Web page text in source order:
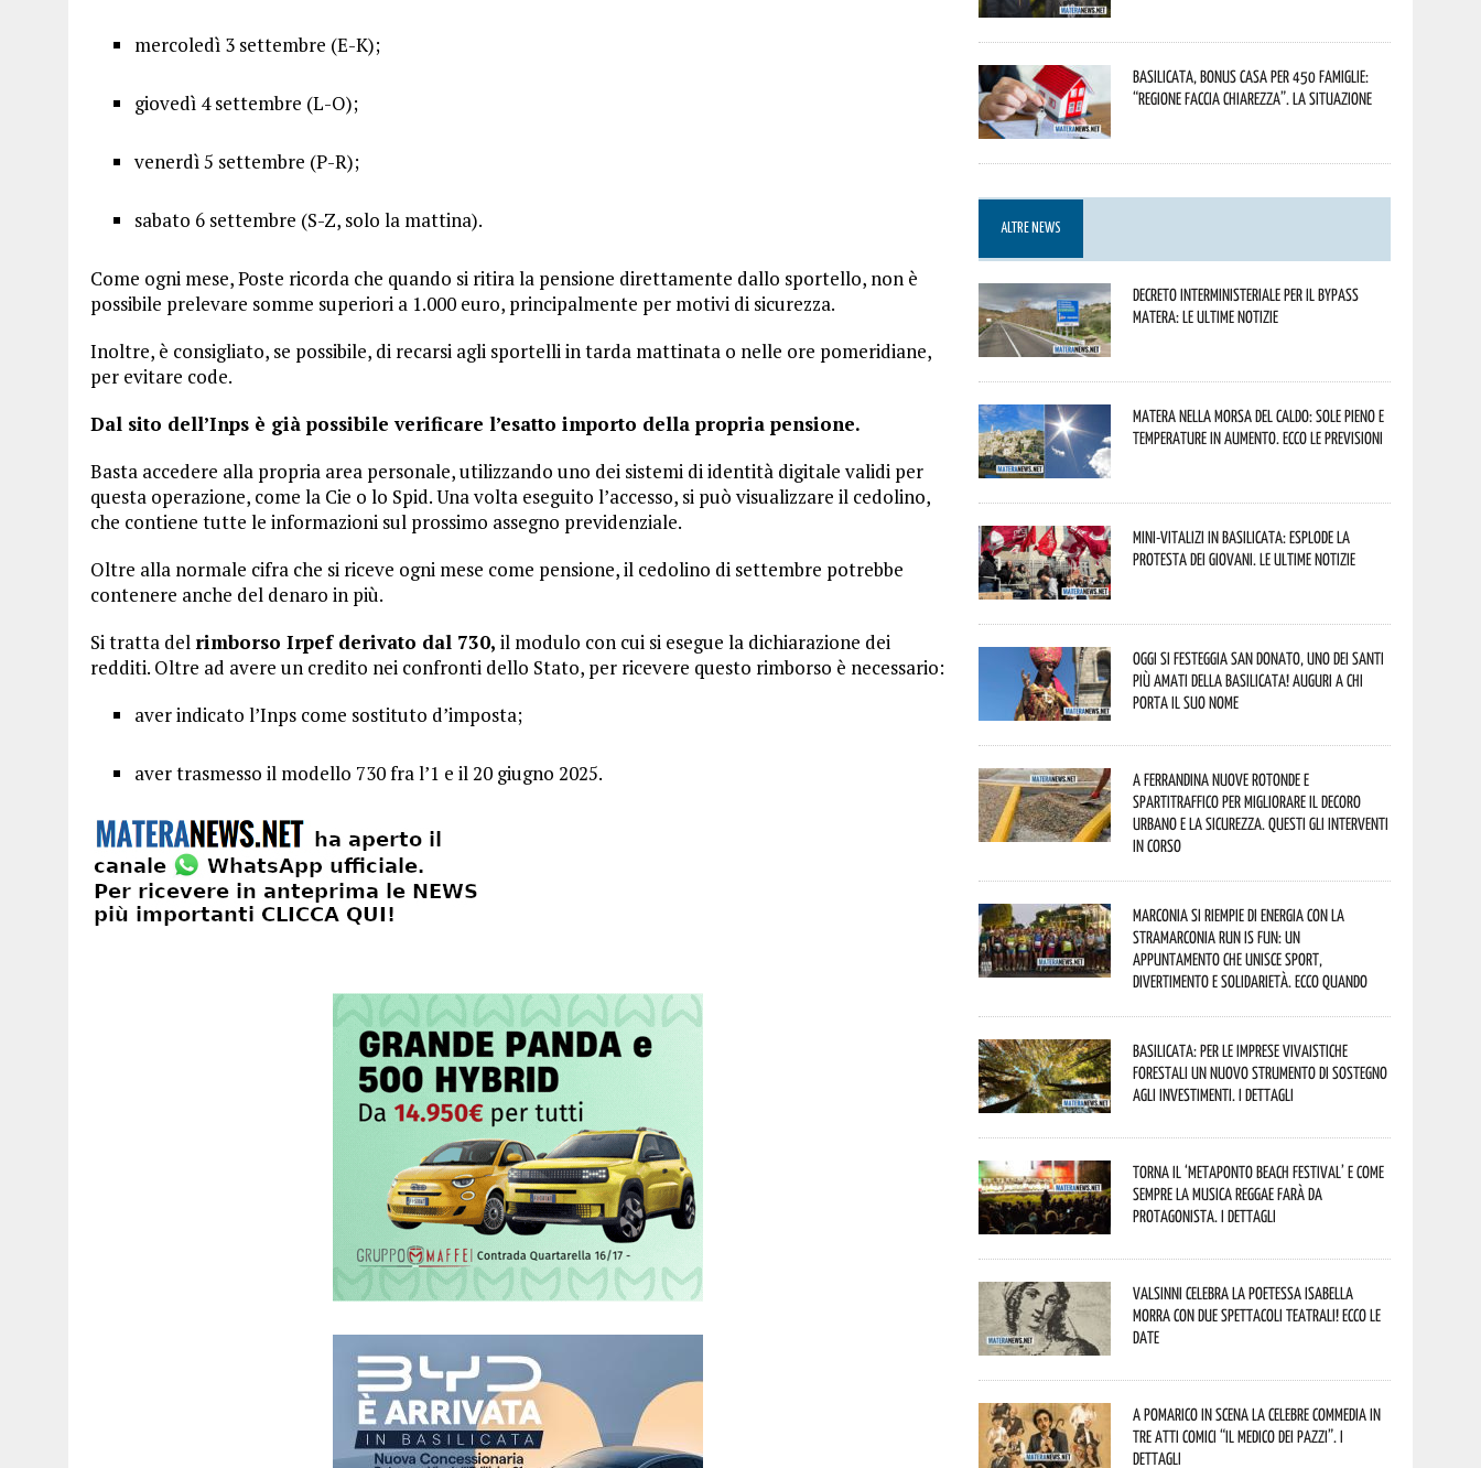
mercoledì 3 settembre (E-K);
giovedì 4 settembre (L-O);
venerdì 5 settembre (P-R);
sabato 6 settembre (S-Z, solo la mattina).
Come ogni mese, Poste ricorda che quando si ritira la pensione direttamente dallo sportello, non è
possibile prelevare somme superiori a 1.000 euro, principalmente per motivi di sicurezza.
Inoltre, è consigliato, se possibile, di recarsi agli sportelli in tarda mattinata o nelle ore pomeridiane,
per evitare code.
Dal sito dell’Inps è già possibile verificare l’esatto importo della propria pensione.
Basta accedere alla propria area personale, utilizzando uno dei sistemi di identità digitale validi per
questa operazione, come la Cie o lo Spid. Una volta eseguito l’accesso, si può visualizzare il cedolino,
che contiene tutte le informazioni sul prossimo assegno previdenziale.
Oltre alla normale cifra che si riceve ogni mese come pensione, il cedolino di settembre potrebbe
contenere anche del denaro in più.
Si tratta del rimborso Irpef derivato dal 730, il modulo con cui si esegue la dichiarazione dei
redditi. Oltre ad avere un credito nei confronti dello Stato, per ricevere questo rimborso è necessario:
aver indicato l’Inps come sostituto d’imposta;
aver trasmesso il modello 730 fra l’1 e il 20 giugno 2025.
Basilicata, Bonus casa per 450 famiglie:
“Regione faccia chiarezza”. La situazione
ALTRE NEWS
Decreto interministeriale per il Bypass
Matera: le ultime notizie
Matera nella morsa del caldo: sole pieno e
temperature in aumento. Ecco le previsioni
Mini-vitalizi in Basilicata: esplode la
protesta dei giovani. Le ultime notizie
Oggi si festeggia San Donato, uno dei Santi
più amati della Basilicata! Auguri a chi
porta il suo nome
A Ferrandina nuove rotonde e
spartitraffico per migliorare il decoro
urbano e la sicurezza. Questi gli interventi
in corso
Marconia si riempie di energia con la
StraMarconia Run is Fun: un
appuntamento che unisce sport,
divertimento e solidarietà. Ecco quando
Basilicata: per le imprese vivaistiche
forestali un nuovo strumento di sostegno
agli investimenti. I dettagli
Torna il ‘Metaponto beach festival’ e come
sempre la musica reggae farà da
protagonista. I dettagli
Valsinni celebra la poetessa Isabella
Morra con due spettacoli teatrali! Ecco le
date
A Pomarico in scena la celebre commedia in
tre atti comici “Il medico dei pazzi”. I
dettagli